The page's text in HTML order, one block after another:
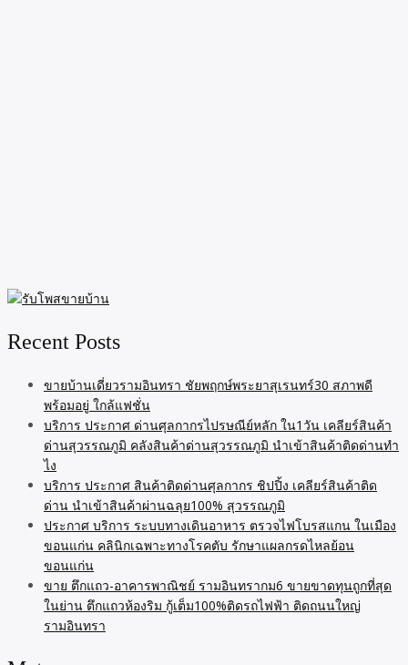
Recent Posts
ขายบ้านเดี่ยวรามอินทรา ชัยพฤกษ์พระยาสุเรนทร์30 สภาพดี
พร้อมอยู่ ใกล้แฟชั่น
บริการ ประกาศ ด่านศุลกากรไปรษณีย์หลัก ใน1วัน เคลียร์สินค้า
ด่านสุวรรณภูมิ คลังสินค้าด่านสุวรรณภูมิ นำเข้าสินค้าติดด่านทำ
ไง
บริการ ประกาศ สินค้าติดด่านศุลกากร ชิปปิ้ง เคลียร์สินค้าติด
ด่าน นำเข้าสินค้าผ่านฉลุย100% สุวรรณภูมิ
ประกาศ บริการ ระบบทางเดินอาหาร ตรวจไฟโบรสแกน ในเมือง
ขอนแก่น คลินิกเฉพาะทางโรคตับ รักษาแผลกรดไหลย้อน
ขอนแก่น
ขาย ตึกแถว-อาคารพาณิชย์ รามอินทรากม6 ขายขาดทุนถูกที่สุด
ในย่าน ตึกแถวห้องริม กู้เต็ม100%ติดรถไฟฟ้า ติดถนนใหญ่
รามอินทรา